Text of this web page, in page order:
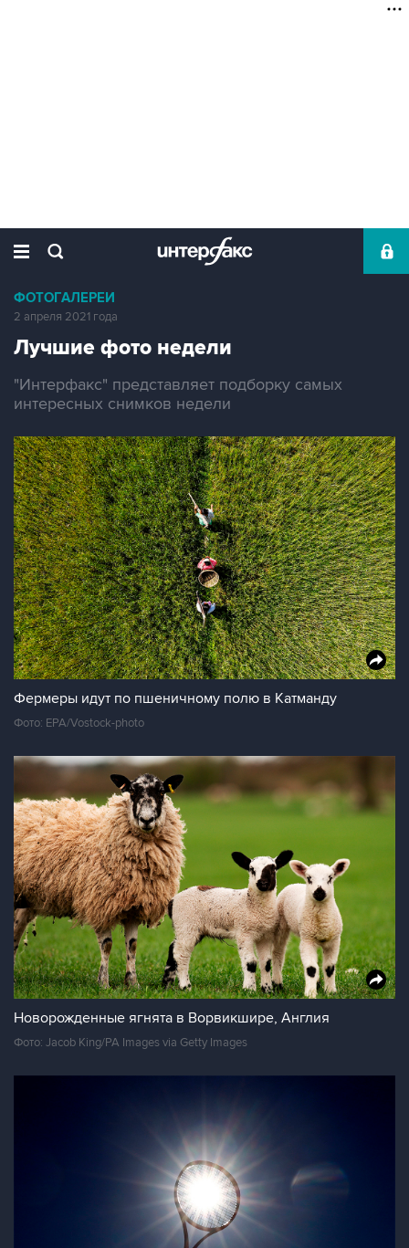
ФОТОГАЛЕРЕИ
2 апреля 2021 года
Лучшие фото недели
"Интерфакс" представляет подборку самых
интересных снимков недели
Фермеры идут по пшеничному полю в Катманду
Фото: EPA/Vostock-photo
Новорожденные ягнята в Ворвикшире, Англия
Фото: Jacob King/PA Images via Getty Images